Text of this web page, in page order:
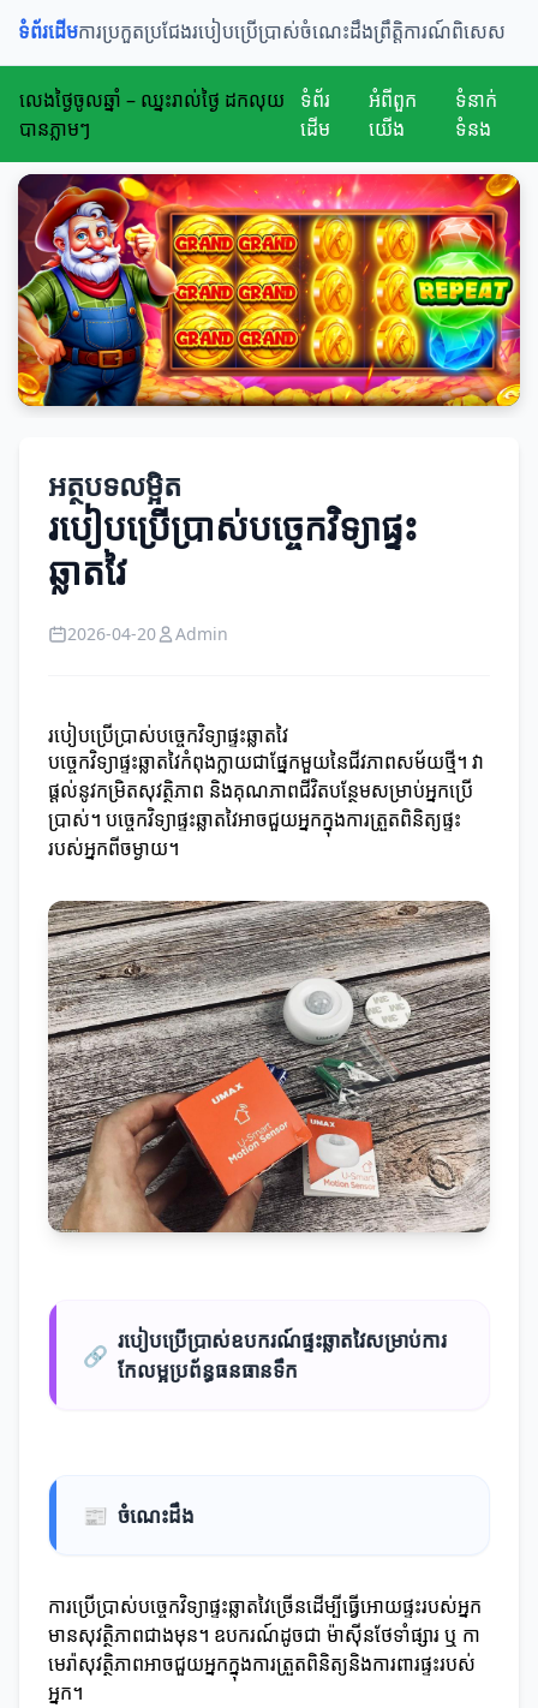
ទំព័រដើមការប្រកួតប្រជែងរបៀបប្រើប្រាស់ចំណេះដឹងព្រឹត្តិការណ៍ពិសេស
លេងថ្ងៃចូលឆ្នាំ – ឈ្នះរាល់ថ្ងៃ ដកលុយ
បានភ្លាមៗ
ទំព័រ
ដើម
អំពីពួក
យើង
ទំនាក់
ទំនង
អត្ថបទលម្អិត
របៀបប្រើប្រាស់បច្ចេកវិទ្យាផ្ទះ
ឆ្លាតវៃ
2026-04-20 Admin
របៀបប្រើប្រាស់បច្ចេកវិទ្យាផ្ទះឆ្លាតវៃ
បច្ចេកវិទ្យាផ្ទះឆ្លាតវៃកំពុងក្លាយជាផ្នែកមួយនៃជីវភាពសម័យថ្មី។ វា​
ផ្តល់នូវកម្រិតសុវត្ថិភាព និងគុណភាពជីវិតបន្ថែមសម្រាប់អ្នកប្រើ
ប្រាស់។ បច្ចេកវិទ្យាផ្ទះឆ្លាតវៃអាចជួយអ្នកក្នុងការត្រួតពិនិត្យផ្ទះ
របស់អ្នកពីចម្ងាយ។
🔗
របៀបប្រើប្រាស់ឧបករណ៍ផ្ទះឆ្លាតវៃសម្រាប់ការ
កែលម្អប្រព័ន្ធធនធានទឹក
📰 ចំណេះដឹង
ការប្រើប្រាស់បច្ចេកវិទ្យាផ្ទះឆ្លាតវៃច្រើនដើម្បីធ្វើអោយផ្ទះរបស់អ្នក
មានសុវត្ថិភាពជាងមុន។ ឧបករណ៍ដូចជា ម៉ាស៊ីនថែទាំផ្សារ ឬ កា
មេរ៉ាសុវត្ថិភាពអាចជួយអ្នកក្នុងការត្រួតពិនិត្យនិងការពារផ្ទះរបស់
អ្នក។